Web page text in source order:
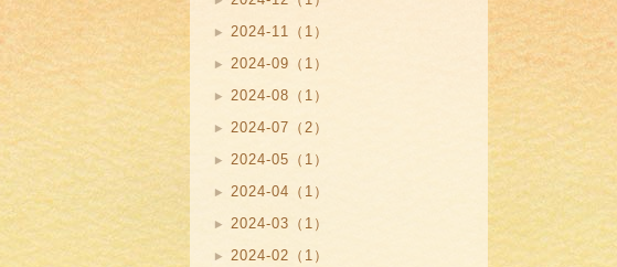
2024-11（1）
2024-09（1）
2024-08（1）
2024-07（2）
2024-05（1）
2024-04（1）
2024-03（1）
2024-02（1）